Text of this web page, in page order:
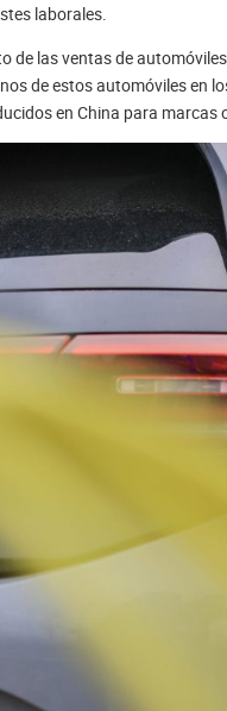
laborales.
de las ventas de
de estos automóviles en
en China para marcas